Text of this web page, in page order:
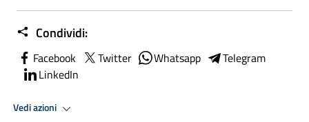
Condividi:
Facebook Twitter Whatsapp
Telegram
LinkedIn
Vedi azioni